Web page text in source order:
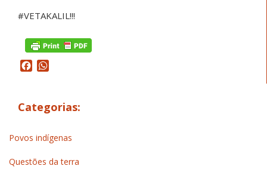
#VETAKALIL!!!
Facebook
Categorias:
Povos indígenas
Questões da terra